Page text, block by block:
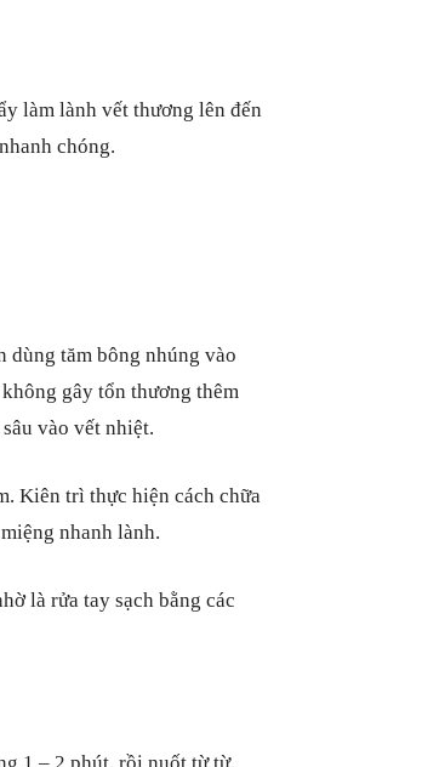
làm lành vết thương lên đến
chóng.
dùng tăm bông nhúng vào
gây tổn thương thêm
vào vết nhiệt.
Kiên trì thực hiện cách chữa
nhanh lành.
là rửa tay sạch bằng các